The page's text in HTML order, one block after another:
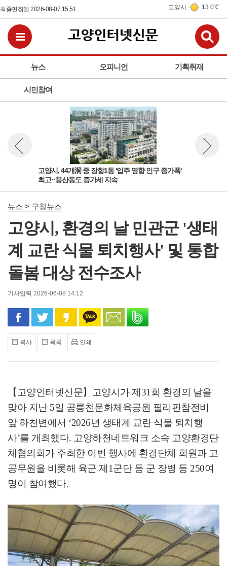
최종편집일 2026-08-07 15:51 고양시 13.0℃
뉴스 오피니언 기획취재
시민참여
전체메뉴보기
고양시, 44개洞 중 장항1동 '입주 영향 인구 증가폭'
최고··풍산동도 증가세 지속
뉴스 이전보기
뉴스 > 구청뉴스
고양시, 환경의 날 민관군 '생태
계 교란 식물 퇴치행사' 및 통합
돌봄 대상 전수조사
기사입력 2026-06-08 14:12
페이스북으로 공유
트위터로 공유카카오 스토리로 공유
카카오톡으로 공유
문자로 공유
복사 목록 인쇄
【고양인터넷신문】 고양시가 제 31 회 환경의 날을
맞아 지난 5일 공릉천문화체육공원 필리핀참전비
앞 하천변에서 ‘2026년 생태계 교란 식물 퇴치행
사’를 개최했다. 고양하천네트워크 소속 고양환경단
체협의회가 주최한 이번 행사에 환경단체 회원과 고
공무원을 비롯해 육군 제 1군단 등 군 장병 등 250여
명이 참여했다.